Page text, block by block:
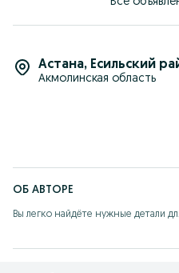
Астана, Есильский
Акмолинская область
ОБ АВТОРЕ
Вы легко найдёте нужные детали